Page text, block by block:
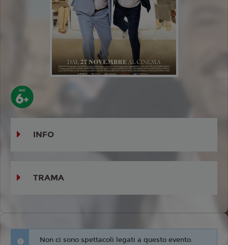
INFO
TRAMA
Non ci sono spettacoli legati a questo evento.